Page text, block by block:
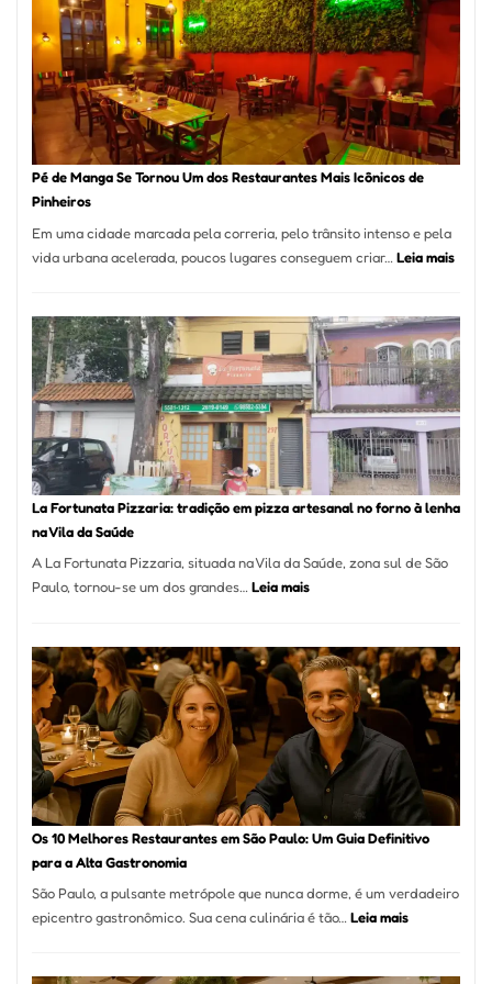
Pé de Manga Se Tornou Um dos Restaurantes Mais Icônicos de
Pinheiros
Em uma cidade marcada pela correria, pelo trânsito intenso e pela
vida urbana acelerada, poucos lugares conseguem criar… Leia mais:
Se
Um
dos
Mais
La Fortunata Pizzaria: tradição em pizza artesanal no forno à lenha
na Vila da Saúde
A La Fortunata Pizzaria, situada na Vila da Saúde, zona sul de São
Paulo, tornou-se um dos grandes…Leia mais:
Pizzaria:
tradição
em
pizza
artesanal
forno
à
Vila
da
Os 10 Melhores Restaurantes em São Paulo: Um Guia Definitivo
para a Alta Gastronomia
São Paulo, a pulsante metrópole que nunca dorme, é um verdadeiro
epicentro gastronômico. Sua cena culinária é tão… Leia mais: